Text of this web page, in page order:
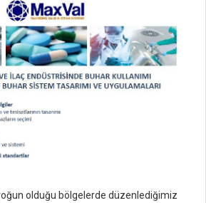
olduğu bölgelerde düzenlediğimiz